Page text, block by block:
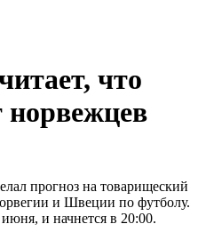
что
прогноз на товарищеский
и Швеции по футболу.
и начнется в 20:00.